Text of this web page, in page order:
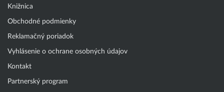
Knižnica
Obchodné podmienky
Reklamačný poriadok
Vyhlásenie o ochrane osobných údajov
Kontakt
Partnerský program